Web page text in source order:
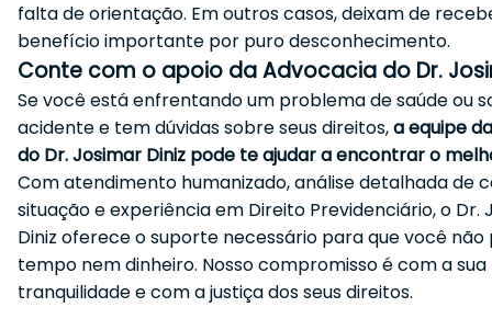
falta de orientação. Em outros casos, deixam de
benefício importante por puro desconhecimento.
Conte com o apoio da Advocacia do Dr.
Se você está enfrentando um problema de saúde ou
acidente e tem dúvidas sobre seus direitos,a equipe
do Dr. Josimar Diniz pode te ajudar a encontrar o
Com atendimento humanizado, análise detalhada de
situação e experiência em Direito Previdenciário, o Dr.
Diniz oferece o suporte necessário para que você
tempo nem dinheiro. Nosso compromisso é com a sua
tranquilidade e com a justiça dos seus direitos.